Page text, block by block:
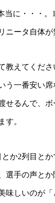
に・・・。
ニータ自体
えてくださ
う一番安い
せるんで、
す。
か2列目とか
選手の声と
味しいのが